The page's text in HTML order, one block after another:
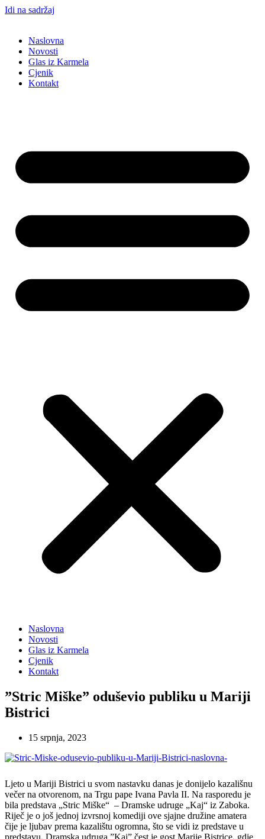
Idi na sadržaj
Naslovna
Novosti
Glas iz Karmela
Cjenik
Kontakt
Naslovna
Novosti
Glas iz Karmela
Cjenik
Kontakt
”Stric Miške” oduševio publiku u Mariji
Bistrici
15 srpnja, 2023
Ljeto u Mariji Bistrici u svom nastavku danas je donijelo kazališnu
večer na otvorenom, na Trgu pape Ivana Pavla II. Na rasporedu je
bila predstava „Stric Miške“ – Dramske udruge „Kaj“ iz Zaboka.
Riječ je o još jednoj izvrsnoj komediji ove sjajne družine amatera
čije je ljubav prema kazalištu ogromna, što se vidi iz predstave u
predstavu. Dramska udruga ”Kaj” čest je gost Marije Bistrice, gdje